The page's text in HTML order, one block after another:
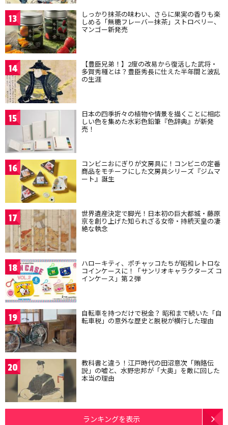
13 しっかり抹茶の味わい、さらに果実の香りも楽
しめる「無糖フレーバー抹茶」ストロベリー、
マンゴー新発売
14 【豊臣兄弟！】2度の改易から復活した武将・
多賀秀種とは？豊臣秀長に仕えた半年間と波乱
の生涯
15 日本の四季折々の植物や情景を描くことに相応
しい色を集めた水彩色鉛筆『色辞典』が新発
売！
16 コンビニおにぎりが文房具に！コンビニの定番
商品をモチーフにした文房具シリーズ『ジムマ
ート』誕生
17 世界遺産決定で脚光！日本初の巨大都城・藤原
京を創り上げた知られざる女帝・持統天皇の凄
絶な執念
18 ハローキティ、ポチャッコたちが昭和レトロな
コインケースに！「サンリオキャラクターズ コ
インケース」第２弾
19 自転車を持つだけで税金？ 昭和まで続いた「自
転車税」の意外な歴史と脱税が横行した理由
20 教科書と違う！江戸時代の田沼意次「賄賂伝
説」の嘘と、水野忠邦が「大奥」を敵に回した
本当の理由
ランキングを表示